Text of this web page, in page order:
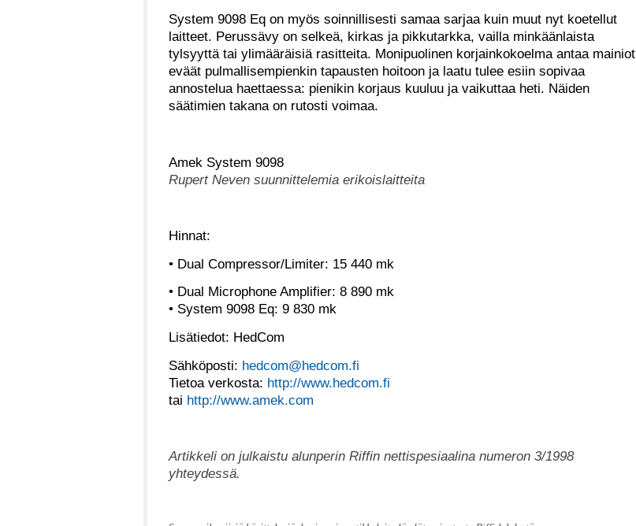
System 9098 Eq on myös soinnillisesti samaa sarjaa kuin muut nyt koetellut
laitteet. Perussävy on selkeä, kirkas ja pikkutarkka, vailla minkäänlaista
tylsyyttä tai ylimääräisiä rasitteita. Monipuolinen korjainkokoelma antaa mainiot
eväät pulmallisempienkin tapausten hoitoon ja laatu tulee esiin sopivaa
annostelua haettaessa: pienikin korjaus kuuluu ja vaikuttaa heti. Näiden
säätimien takana on rutosti voimaa.
Amek System 9098
Rupert Neven suunnittelemia erikoislaitteita
Hinnat:
• Dual Compressor/Limiter: 15 440 mk
• Dual Microphone Amplifier: 8 890 mk
• System 9098 Eq: 9 830 mk
Lisätiedot: HedCom
Sähköposti: hedcom@hedcom.fi
Tietoa verkosta: http://www.hedcom.fi
tai http://www.amek.com
Artikkeli on julkaistu alunperin Riffin nettispesiaalina numeron 3/1998
yhteydessä.